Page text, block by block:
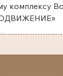
комплексу